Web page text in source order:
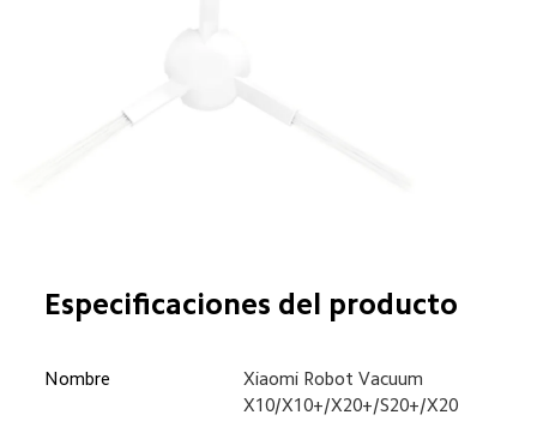
Especificaciones del producto
Nombre
Xiaomi Robot Vacuum
X10/X10+/X20+/S20+/X20